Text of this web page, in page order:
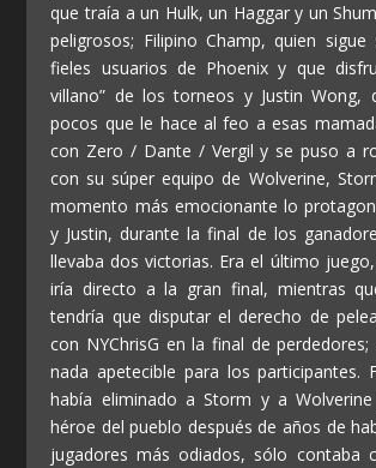
que traía a un Hulk, un Haggar y un
peligrosos; Filipino Champ, quien
fieles usuarios de Phoenix y que
villano” de los torneos y Justin Wong,
pocos que le hace al feo a esas
con Zero / Dante / Vergil y se puso a
con su súper equipo de Wolverine,
momento más emocionante lo
y Justin, durante la final de los
llevaba dos victorias. Era el último
iría directo a la gran final, mientras
tendría que disputar el derecho de
con NYChrisG en la final de
nada apetecible para los participantes.
había eliminado a Storm y a
héroe del pueblo después de años de
jugadores más odiados, sólo contaba